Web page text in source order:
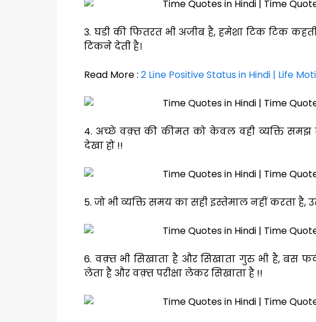
3. घडी की फितरत भी अजीब है, हमेशा टिक टिक
टिकने देती है।
Read More : 2 Line Positive Status in Hindi | Life
4. अच्छे वक़्त की कीमत को केवल वही व्यक्ति
देखा हो !!
5. जो भी व्यक्ति समय का सही इस्तेमाल नहीं करता
6. वक़्त भी सिखाता है और सिखाता गुरु भी है, बस
लेता है और वक़्त परीक्षा लेकर सिखाता है !!